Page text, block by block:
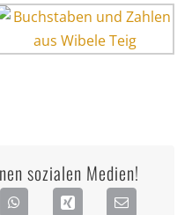
sozialen Medien!